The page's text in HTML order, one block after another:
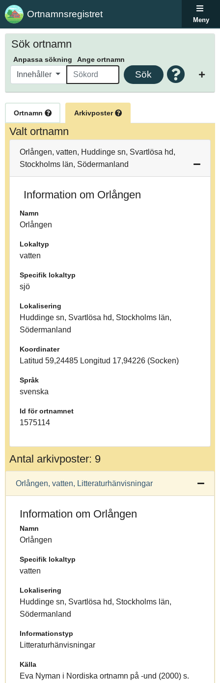
Ortnamnsregistret
Meny
Sök ortnamn
Anpassa sökning Ange ortnamn
Innehåller Sök
Ortnamn Arkivposter
Valt ortnamn
Orlången, vatten, Huddinge sn, Svartlösa hd,
Stockholms län, Södermanland
Information om Orlången
Namn
Orlången
Lokaltyp
vatten
Specifik lokaltyp
sjö
Lokalisering
Huddinge sn, Svartlösa hd, Stockholms län,
Södermanland
Koordinater
Latitud 59,24485 Longitud 17,94226 (Socken)
Språk
svenska
Id för ortnamnet
1575114
Antal arkivposter: 9
Orlången, vatten, Litteraturhänvisningar
Information om Orlången
Namn
Orlången
Specifik lokaltyp
vatten
Lokalisering
Huddinge sn, Svartlösa hd, Stockholms län,
Södermanland
Informationstyp
Litteraturhänvisningar
Källa
Eva Nyman i Nordiska ortnamn på -und (2000) s.